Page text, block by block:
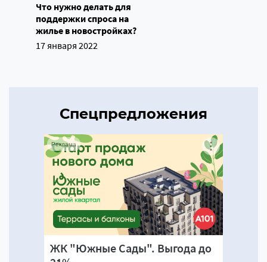
Что нужно делать для
поддержки спроса на
жилье в новостройках?
17 января 2022
Спецпредложения
ЖК "Южные Сады". Выгода до
Реклама